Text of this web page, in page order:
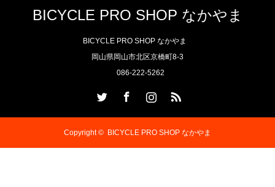
BICYCLE PRO SHOP なかやま
BICYCLE PRO SHOP なかやま
岡山県岡山市北区京橋町8-3
086-222-5262
Copyright © BICYCLE PRO SHOP なかやま